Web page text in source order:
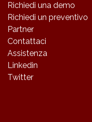
Richiedi una demo
Richiedi un preventivo
Partner
Contattaci
Assistenza
Linkedin
Twitter